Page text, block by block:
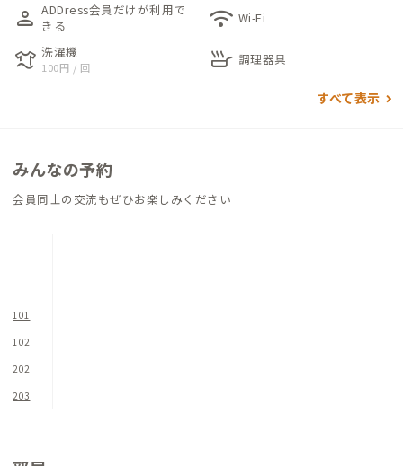
避暑地らしいそのしつらえに、思わず都会の喧騒から離れた安
心感・安堵感を覚えます。
左手のリビングダイニングには、6人掛けの大きなダイニングテ
ーブルに、可愛らしい木製ライトシェルフ、えんじ色のカーテン
の食材を買ってきて、ここで調理し、大勢で食事会をするのもお
すすめです。
仕事に疲れたら、少し足を伸ばして旧軽井沢商店街や大型アウ
トレットで買い物したり、近くの温泉でリフレッシュしたり。一
度では味わい尽くせない魅力あふれる中軽井沢。また来たくな
person ADDress会員だけが利用で
きる
wifi Wi-Fi
laundry 洗濯機
100円 / 回 skillet 調理器具
すべて表示
みんなの予約
会員同士の交流もぜひお楽しみください
101
102
202
203